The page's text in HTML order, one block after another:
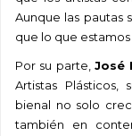
Aunque las pautas
que lo que estamos
Por su parte, José
Artistas Plásticos,
bienal no solo
también en